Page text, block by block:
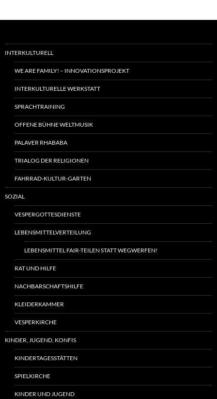
INTERKULTURELL
WE ARE FAMILY! – INNOVATIONSPROJEKT
INTERKULTURELLE WERKSTATT
SPRACHTRAINING
OFFENE BÜHNE WELTMUSIK
PALAVER RHABABA
TRIALOG DER RELIGIONEN
FAHRRAD-KULTUR-GARTEN
SOZIAL
VESPERGOTTESDIENSTE
LEBENSMITTELVERTEILUNG
LEBENSMITTEL FAIR-TEILEN STATT WEGWERFEN!
RAT UND HILFE
NACHBARSCHAFTSHILFE
KLEIDERKAMMER
VESPERKIRCHE
KINDER, JUGEND, KONFIS
KINDERTAGESSTÄTTEN
SPIELKIRCHE
KINDER UND JUGEND